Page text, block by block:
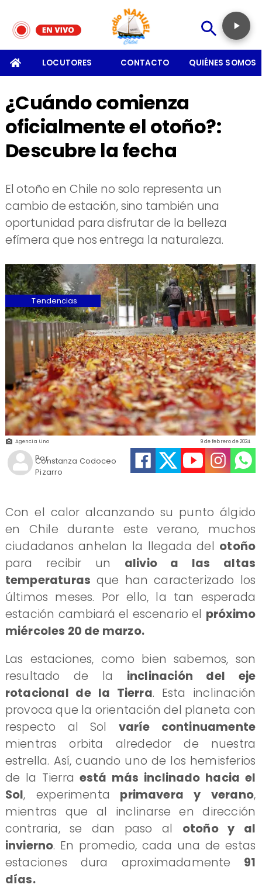
LOCUTORES CONTACTO QUIÉNES SOMOS
¿Cuándo comienza
oficialmente el otoño?:
Descubre la fecha
​El otoño en Chile no solo representa un
cambio de estación, sino también una
oportunidad para disfrutar de la belleza
efímera que nos entrega la naturaleza.
Agencia Uno
Constanza Codoceo
Pizarro
9 de febrero de 2024
Tendencias
Por
​Con el calor alcanzando su punto álgido
en Chile durante este verano, muchos
ciudadanos anhelan la llegada del otoño
para recibir un alivio a las altas
temperaturas que han caracterizado los
últimos meses. Por ello, la tan esperada
estación cambiará el escenario el próximo
miércoles 20 de marzo.
​Las estaciones, como bien sabemos, son
resultado de la inclinación del eje
rotacional de la Tierra. Esta inclinación
provoca que la orientación del planeta con
respecto al Sol varíe continuamente
mientras orbita alrededor de nuestra
estrella. Así, cuando uno de los hemisferios
de la Tierra está más inclinado hacia el
Sol, experimenta primavera y verano,
mientras que al inclinarse en dirección
contraria, se dan paso al otoño y al
invierno. En promedio, cada una de estas
estaciones dura aproximadamente 91
días.